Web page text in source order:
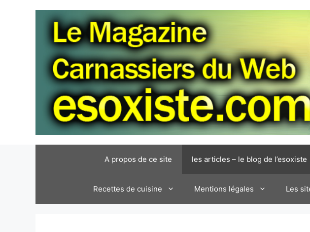
A propos de ce site les articles – le blog de l’esoxiste
Recettes de cuisine Mentions légales Les